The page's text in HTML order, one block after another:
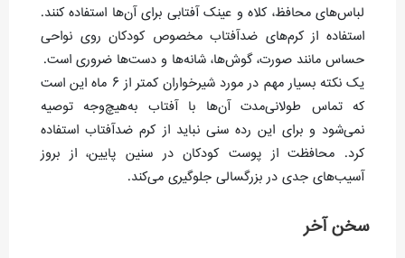
لباس‌های محافظ، کلاه و عینک آفتابی برای آن‌ها استفاده کنند.
استفاده از کرم‌های ضدآفتاب مخصوص کودکان روی نواحی
حساس مانند صورت، گوش‌ها، شانه‌ها و دست‌ها ضروری است.
یک نکته بسیار مهم در مورد شیرخواران کمتر از ۶ ماه این است
که تماس طولانی‌مدت آن‌ها با آفتاب به‌هیچ‌وجه توصیه
نمی‌شود و برای این رده سنی نباید از کرم ضدآفتاب استفاده
کرد. محافظت از پوست کودکان در سنین پایین، از بروز
آسیب‌های جدی در بزرگسالی جلوگیری می‌کند.
سخن آخر